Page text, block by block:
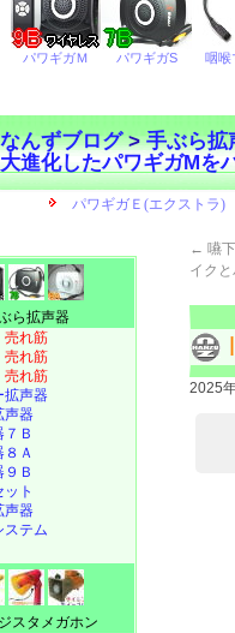
なんずブログ>手ぶら拡
大進化したパワギガMを
← 嚥
イク
2025
ら拡声器
売れ筋
売れ筋
売れ筋
拡声器
声器
Ｂ
８Ａ
Ｂ
ト
声器
ステム
スタメガホン